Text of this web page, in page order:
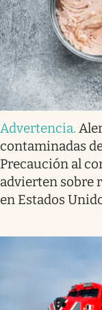
Advertencia.
contaminadas
Precaución al
advierten sobre
en Estados